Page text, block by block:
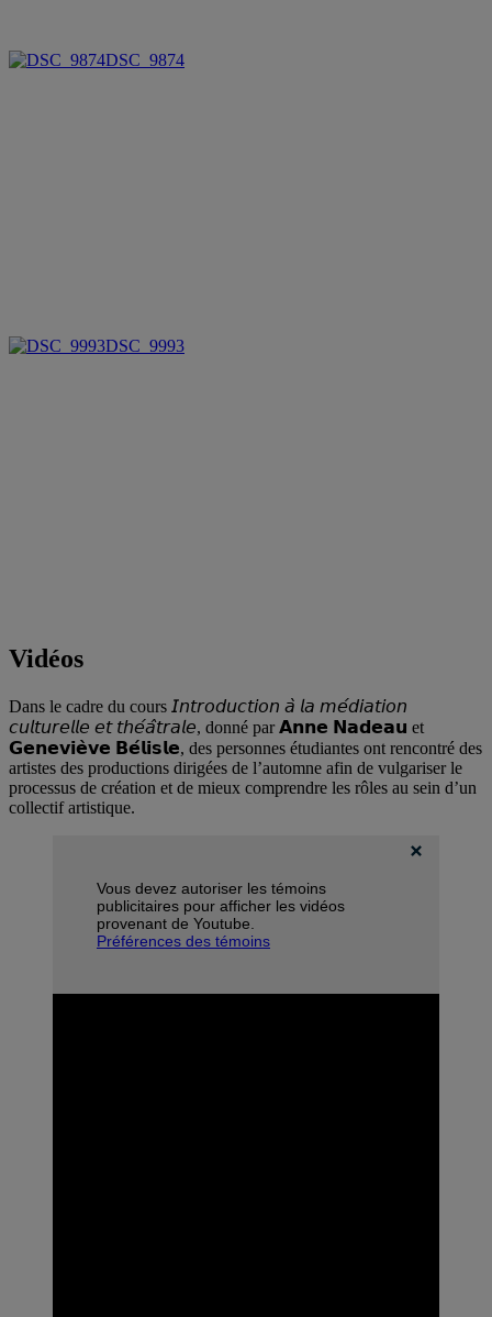
DSC_9874
DSC_9993
Vidéos
Dans le cadre du cours 𝘐𝘯𝘵𝘳𝘰𝘥𝘶𝘤𝘵𝘪𝘰𝘯 𝘢̀ 𝘭𝘢 𝘮𝘦́𝘥𝘪𝘢𝘵𝘪𝘰𝘯
𝘤𝘶𝘭𝘵𝘶𝘳𝘦𝘭𝘭𝘦 𝘦𝘵 𝘵𝘩𝘦́𝘢̂𝘵𝘳𝘢𝘭𝘦, donné par 𝗔𝗻𝗻𝗲 𝗡𝗮𝗱𝗲𝗮𝘂 et
𝗚𝗲𝗻𝗲𝘃𝗶𝗲̀𝘃𝗲 𝗕𝗲́𝗹𝗶𝘀𝗹𝗲, des personnes étudiantes ont rencontré des
artistes des productions dirigées de l’automne afin de vulgariser le
processus de création et de mieux comprendre les rôles au sein d’un
collectif artistique.
Vous devez autoriser les témoins
publicitaires pour afficher les vidéos
provenant de Youtube.
Préférences des témoins